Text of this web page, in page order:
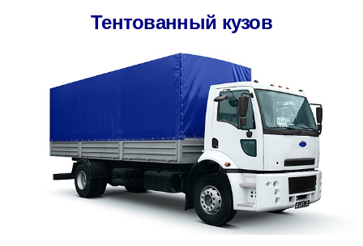
Тентованный кузов